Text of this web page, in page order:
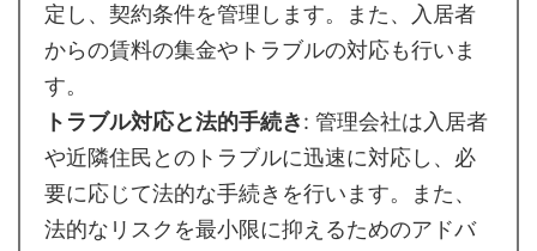
定し、契約条件を管理します。また、入居者
からの賃料の集金やトラブルの対応も行いま
す。
トラブル対応と法的手続き: 管理会社は入居者
や近隣住民とのトラブルに迅速に対応し、必
要に応じて法的な手続きを行います。また、
法的なリスクを最小限に抑えるためのアドバ